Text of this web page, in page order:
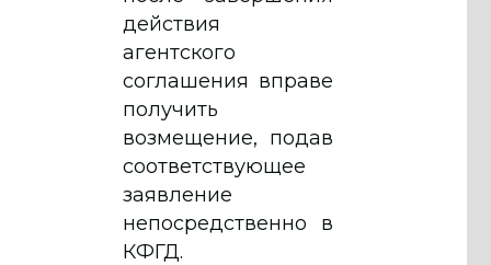
действия
агентского
соглашения вправе
получить
возмещение, подав
соответствующее
заявление
непосредственно в
КФГД.